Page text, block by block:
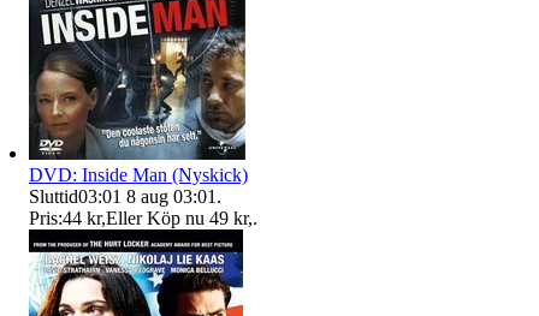
DVD: Inside Man (Nyskick)
Sluttid03:01 8 aug 03:01 .
Pris:44 kr,Eller Köp nu 49 kr,.